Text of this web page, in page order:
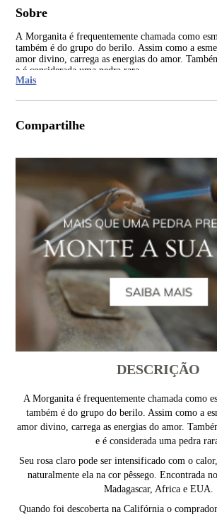
Sobre
A Morganita é frequentemente chamada como
também é do grupo do berilo. Assim como a
amor divino, carrega as energias do amor.
e é considerada uma pedra rara.
Mais
Compartilhe
DESCRIÇÃO
A Morganita é frequentemente chamada como
também é do grupo do berilo. Assim como a
amor divino, carrega as energias do amor.
e é considerada uma pedra
Seu rosa claro pode ser intensificado com o
naturalmente ela na cor pêssego. Encontrada
Madagascar, Africa e EUA.
Quando foi descoberta na Califórnia o